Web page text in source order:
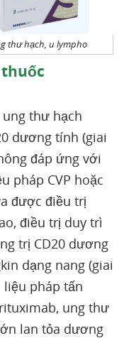
thư hạch, u lympho
thuốc
thư hạch
dương tính (giai
đáp ứng với
pháp CVP hoặc
được điều trị
điều trị duy trì
trị CD20 dương
dạng nang (giai
liệu pháp tấn
ung thư
lan tỏa dương